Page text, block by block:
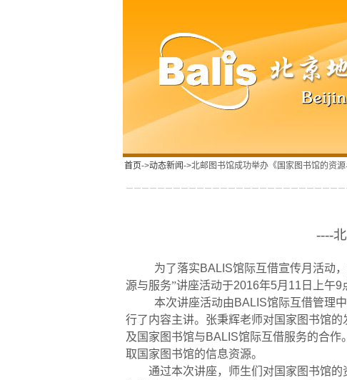
首页->动态新闻->北邮图书馆成功举办《国家图书馆的资
----
为了落实BALIS馆际互借宣传月活动
源与服务”讲座活动于2016年5月 11 日上午9
本次讲座活动由BALIS馆际互借管理
行了内容主讲。张秉辉老师对国家图书馆
及国家图书馆与BALIS馆际互借服务的合作
取国家图书馆的信息资源。
通过本次讲座，师生们对国家图书馆